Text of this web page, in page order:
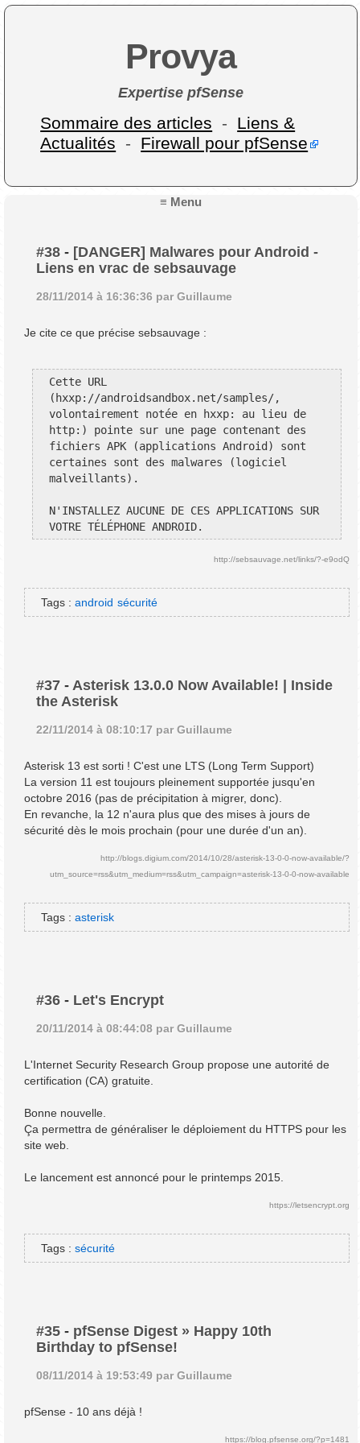
Provya
Expertise pfSense
Sommaire des articles - Liens &
Actualités - Firewall pour pfSense
≡ Menu
#38 - [DANGER] Malwares pour Android -
Liens en vrac de sebsauvage
28/11/2014 à 16:36:36 par Guillaume
Je cite ce que précise sebsauvage :
Cette URL
(hxxp://androidsandbox.net/samples/,
volontairement notée en hxxp: au lieu de
http:) pointe sur une page contenant des
fichiers APK (applications Android) sont
certaines sont des malwares (logiciel
malveillants).
N'INSTALLEZ AUCUNE DE CES APPLICATIONS SUR
VOTRE TÉLÉPHONE ANDROID.
http://sebsauvage.net/links/?-e9odQ
Tags :android sécurité
#37 -Asterisk 13.0.0 Now Available! | Inside
the Asterisk
22/11/2014 à 08:10:17 par Guillaume
Asterisk 13 est sorti ! C'est une LTS (Long Term Support)
La version 11 est toujours pleinement supportée jusqu'en
octobre 2016 (pas de précipitation à migrer, donc).
En revanche, la 12 n'aura plus que des mises à jours de
sécurité dès le mois prochain (pour une durée d'un an).
http://blogs.digium.com/2014/10/28/asterisk-13-0-0-now-available/?
utm_source=rss&utm_medium=rss&utm_campaign=asterisk-13-0-0-now-available
Tags :asterisk
#36 - Let's Encrypt
20/11/2014 à 08:44:08 par Guillaume
L'Internet Security Research Group propose une autorité de
certification (CA) gratuite.
Bonne nouvelle.
Ça permettra de généraliser le déploiement du HTTPS pour les
site web.
Le lancement est annoncé pour le printemps 2015.
https://letsencrypt.org
Tags :sécurité
#35 - pfSense Digest » Happy 10th
Birthday to pfSense!
08/11/2014 à 19:53:49 par Guillaume
pfSense - 10 ans déjà !
https://blog.pfsense.org/?p=1481